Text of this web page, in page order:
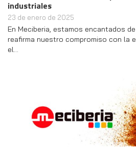
industriales
23 de enero de 2025
En Meciberia, estamos encantados
reafirma nuestro compromiso con la
el…